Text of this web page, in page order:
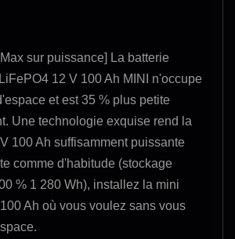
sur puissance] La batterie
12 V 100 Ah MINI n'occupe
et est 35 % plus petite
Une technologie exquise rend la
100 Ah suffisamment puissante
comme d'habitude (stockage
% 1 280 Wh), installez la mini
Ah où vous voulez sans vous